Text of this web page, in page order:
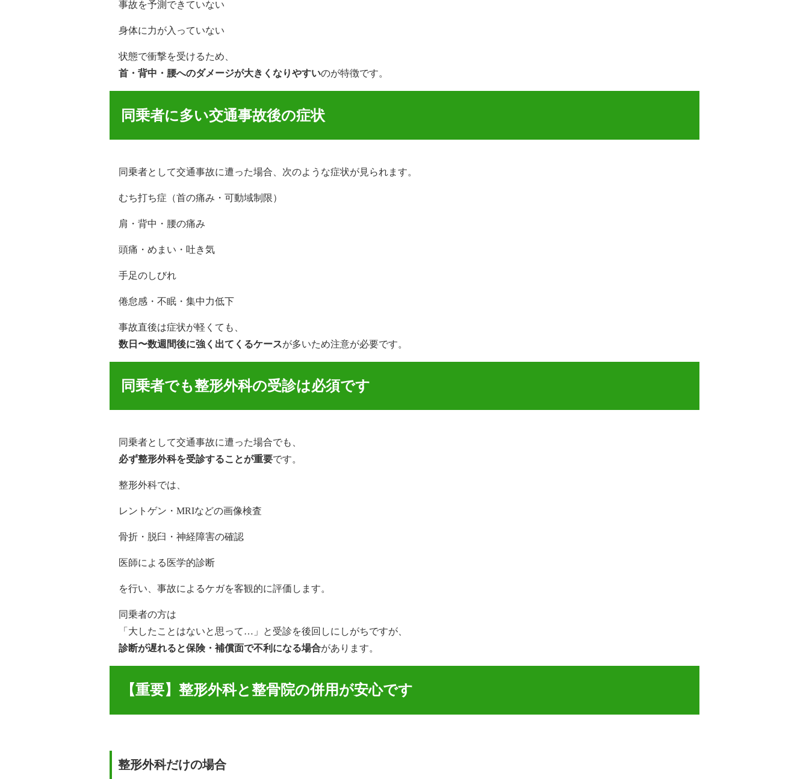
事故を予測できていない
身体に力が入っていない
状態で衝撃を受けるため、
首・背中・腰へのダメージが大きくなりやすいのが特徴です。
同乗者に多い交通事故後の症状
同乗者として交通事故に遭った場合、次のような症状が見られます。
むち打ち症（首の痛み・可動域制限）
肩・背中・腰の痛み
頭痛・めまい・吐き気
手足のしびれ
倦怠感・不眠・集中力低下
事故直後は症状が軽くても、
数日〜数週間後に強く出てくるケースが多いため注意が必要です。
同乗者でも整形外科の受診は必須です
同乗者として交通事故に遭った場合でも、
必ず整形外科を受診することが重要です。
整形外科では、
レントゲン・MRIなどの画像検査
骨折・脱臼・神経障害の確認
医師による医学的診断
を行い、事故によるケガを客観的に評価します。
同乗者の方は
「大したことはないと思って…」と受診を後回しにしがちですが、
診断が遅れると保険・補償面で不利になる場合があります。
【重要】整形外科と整骨院の併用が安心です
整形外科だけの場合